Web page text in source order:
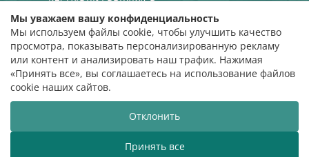
МІНІСТЭРСТВА КУЛЬТУРЫ
РЭСПУБЛІКІ БЕЛАРУСЬ
ПАРТАЛ
РЭЙТЫНГАВАЙ АЦЭНКІ
адзнака 4,9
на падставе 112 водгукаў
Распрацоўка сайтаВТОП3
Мы уважаем вашу конфиденциальность
Мы используем файлы cookie, чтобы улучшить качество
просмотра, показывать персонализированную рекламу
или контент и анализировать наш трафик. Нажимая
«Принять все», вы соглашаетесь на использование файлов
cookie наших сайтов.
Отклонить
Принять все